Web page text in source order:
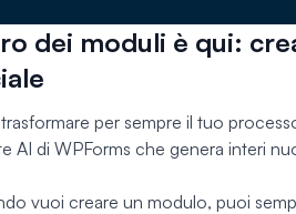
dei moduli è qui:
per sempre il tuo
AI di WPForms che genera interi
vuoi creare un modulo, puoi